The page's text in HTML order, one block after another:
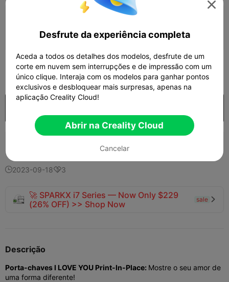
 01h 38m  1 plates
49
2023-09-183
🚀 SPARKX i7 Series — Now Only $229
(26% OFF) >> Shop Now
sale 
Descrição
Porta-chaves I LOVE YOU Print-In-Place: Mostre o seu amor de
uma forma diferente!

Desfrute da experiência completa
Aceda a todos os detalhes dos modelos, desfrute de um
corte em nuvem sem interrupções e de impressão com um
único clique. Interaja com os modelos para ganhar pontos
exclusivos e desbloquear mais surpresas, apenas na
aplicação Creality Cloud!
Abrir na Creality Cloud
Cancelar